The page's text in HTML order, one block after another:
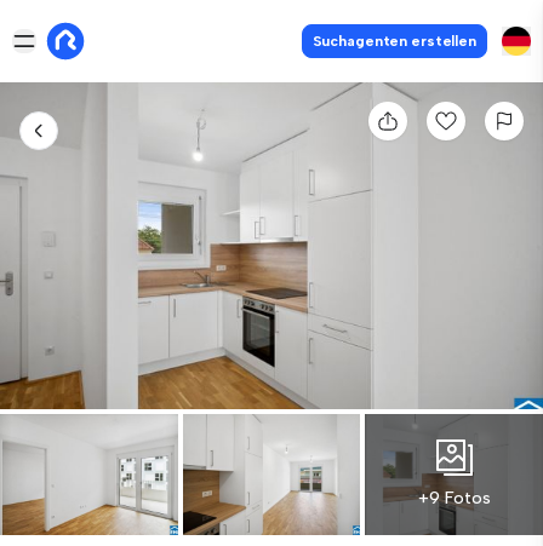
Suchagenten erstellen
+9 Fotos